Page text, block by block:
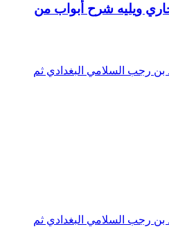
ويليه شرح أبواب من
رجب السلامي البغدادي ثم
رجب السلامي البغدادي ثم